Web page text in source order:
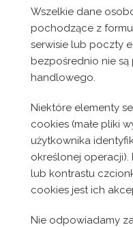
Wszelkie dane
pochodzące z
serwisie lub poczty
bezpośrednio nie
handlowego.
Niektóre elementy
cookies (małe pliki
użytkownika
określonej operacji).
lub kontrastu
cookies jest ich
Nie odpowiadamy